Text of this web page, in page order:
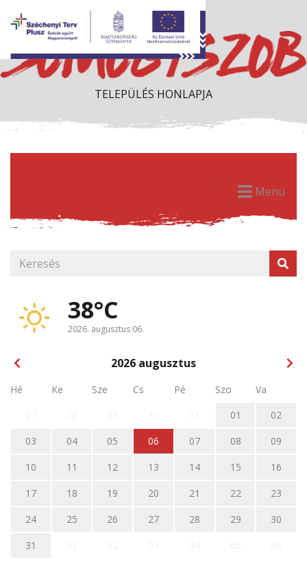
TELEPÜLÉS HONLAPJA
Menü
38°C
2026. augusztus 06.
2026 augusztus
Hé Ke Sze Cs Pé Szo
Va
01
02
03
04 05 06 07 08
09
10
11 12 13 14 15
16
17
18 19 20 21 22
23
24
25 26 27 28 29
30
31